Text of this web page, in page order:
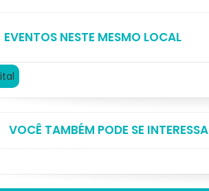
EVENTOS NESTE MESMO LOCAL
VOCÊ TAMBÉM PODE SE